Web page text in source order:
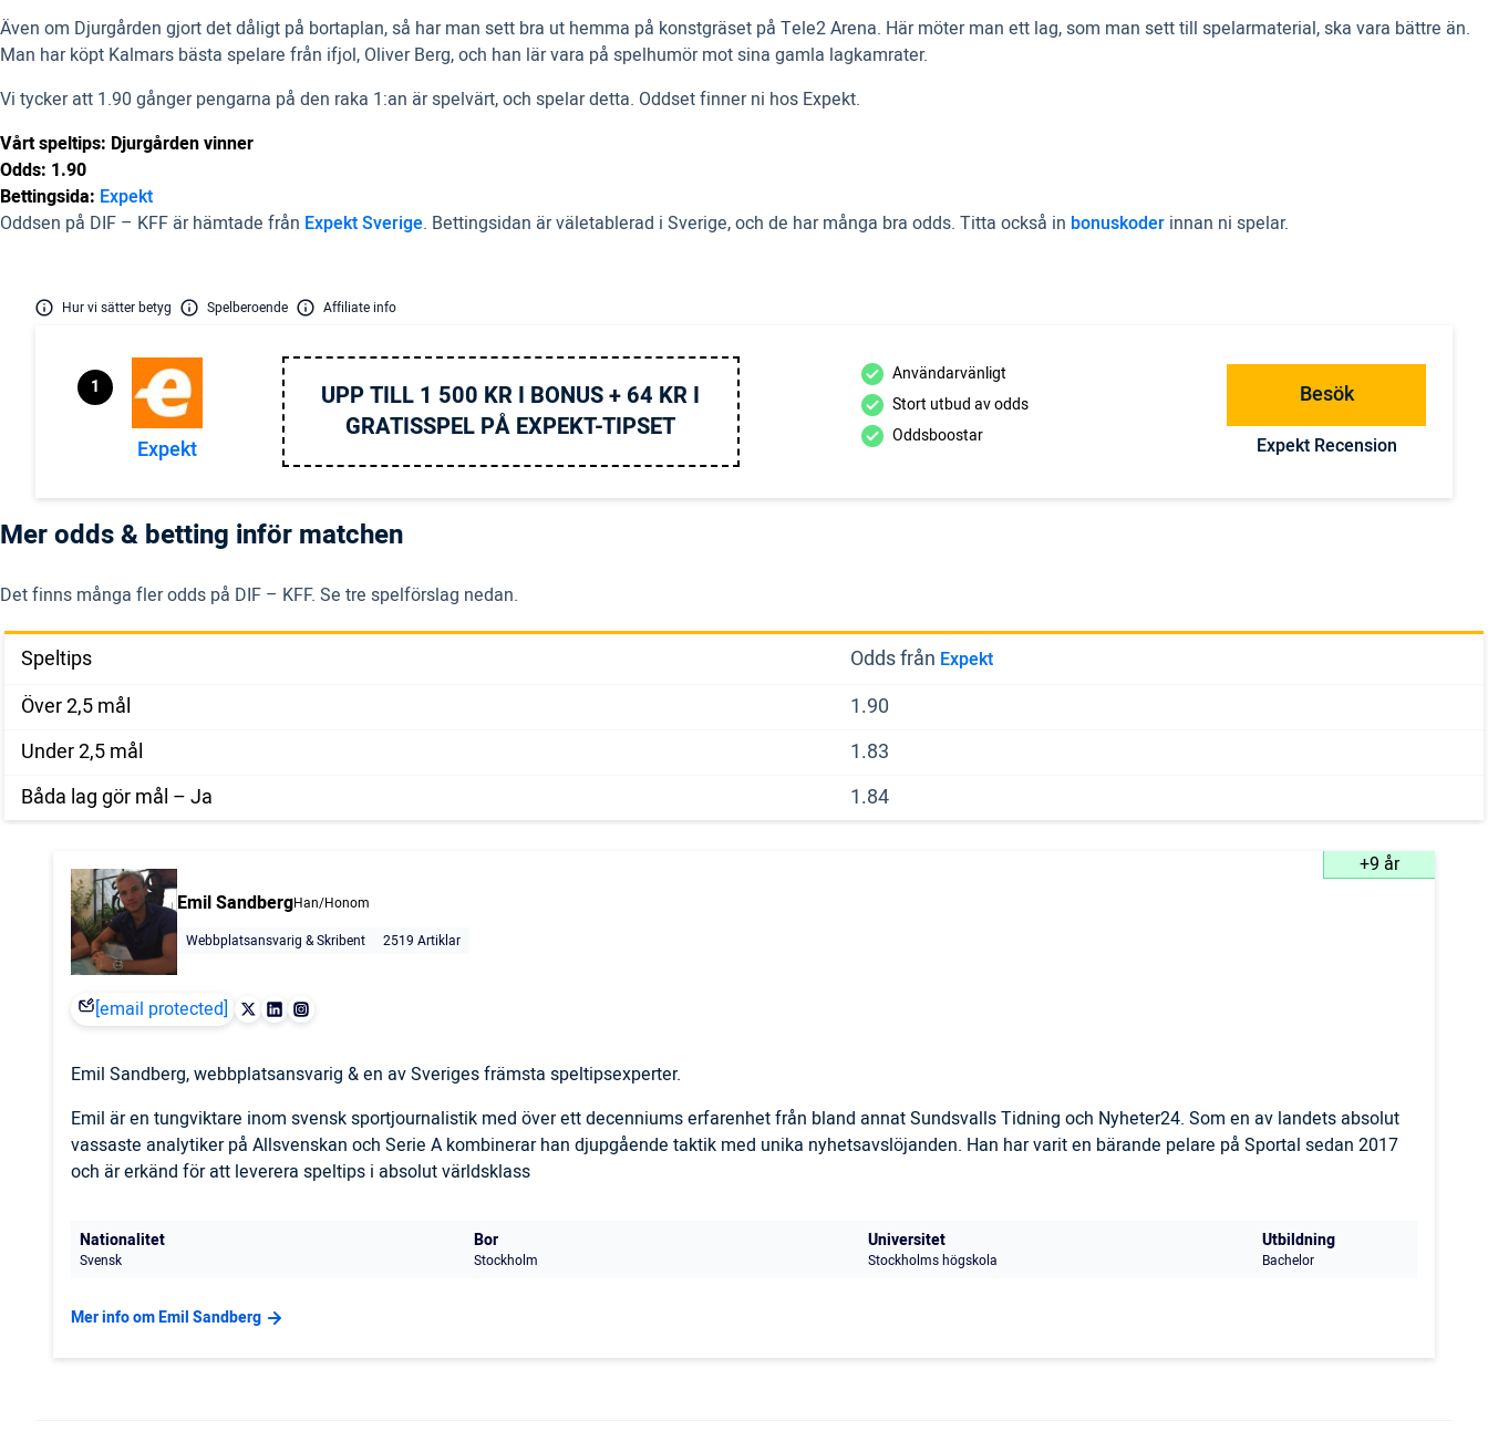
Även om Djurgården gjort det dåligt på bortaplan, så har man sett bra ut hemma på konstgräset på Tele2 Arena. Här möter man ett lag, som man sett till spelarmaterial, ska vara bättre än.
Man har köpt Kalmars bästa spelare från ifjol, Oliver Berg, och han lär vara på spelhumör mot sina gamla lagkamrater.
Vi tycker att 1.90 gånger pengarna på den raka 1:an är spelvärt, och spelar detta. Oddset finner ni hos Expekt.
Vårt speltips: Djurgården vinner
Odds: 1.90
Bettingsida: Expekt
Oddsen på DIF – KFF är hämtade från Expekt Sverige. Bettingsidan är väletablerad i Sverige, och de har många bra odds. Titta också in bonuskoder innan ni spelar.
Hur vi sätter betyg Spelberoende Affiliate info
Expekt
1
UPP TILL 1 500 KR I BONUS + 64 KR I
GRATISSPEL PÅ EXPEKT-TIPSET
Användarvänligt
Stort utbud av odds
Oddsboostar
Besök
Expekt Recension
Mer odds & betting inför matchen
Det finns många fler odds på DIF – KFF. Se tre spelförslag nedan.
Speltips Odds från Expekt
Över 2,5 mål
1.90
Under 2,5 mål
1.83
Båda lag gör mål – Ja
1.84
Emil SandbergHan/Honom
Webbplatsansvarig & Skribent
2519 Artiklar
[email protected]
Emil Sandberg, webbplatsansvarig & en av Sveriges främsta speltipsexperter.
Emil är en tungviktare inom svensk sportjournalistik med över ett decenniums erfarenhet från bland annat Sundsvalls Tidning och Nyheter24. Som en av landets absolut
vassaste analytiker på Allsvenskan och Serie A kombinerar han djupgående taktik med unika nyhetsavslöjanden. Han har varit en bärande pelare på Sportal sedan 2017
och är erkänd för att leverera speltips i absolut världsklass
Nationalitet
Svensk
Bor
Stockholm
Universitet
Stockholms högskola
Utbildning
Bachelor
Mer info om Emil Sandberg
+9 år